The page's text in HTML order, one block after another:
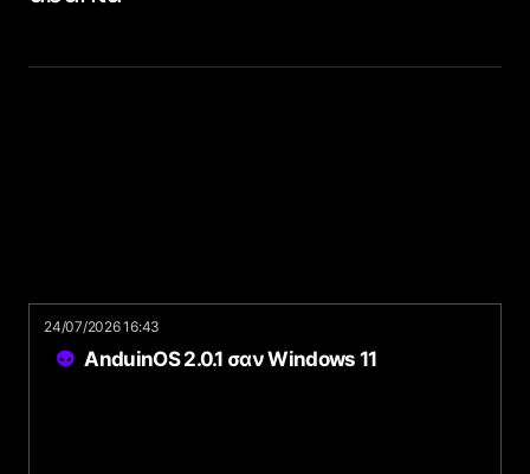
24/07/2026 16:43
AnduinOS 2.0.1 σαν Windows 11